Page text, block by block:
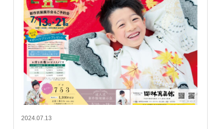
2024.07.13